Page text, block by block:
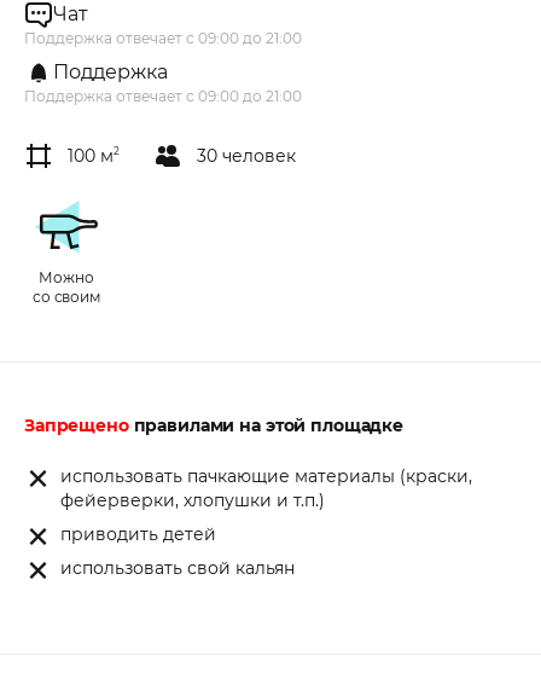
Чат
Поддержка отвечает с 09:00 до 21:00
Поддержка
Поддержка отвечает с 09:00 до 21:00
100 м2 30 человек
Можно
со своим
Запрещеноправилами на этой площадке
использовать пачкающие материалы (краски,
фейерверки, хлопушки и т.п.)
приводить детей
использовать свой кальян